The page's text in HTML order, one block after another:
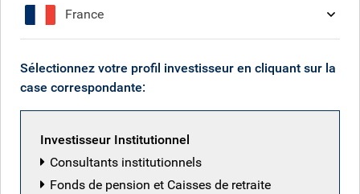
Mark Dowding
France
Sélectionnez votre profil investisseur en cliquant sur la
case correspondante:
Investisseur Institutionnel
Consultants institutionnels
Fonds de pension et Caisses de retraite